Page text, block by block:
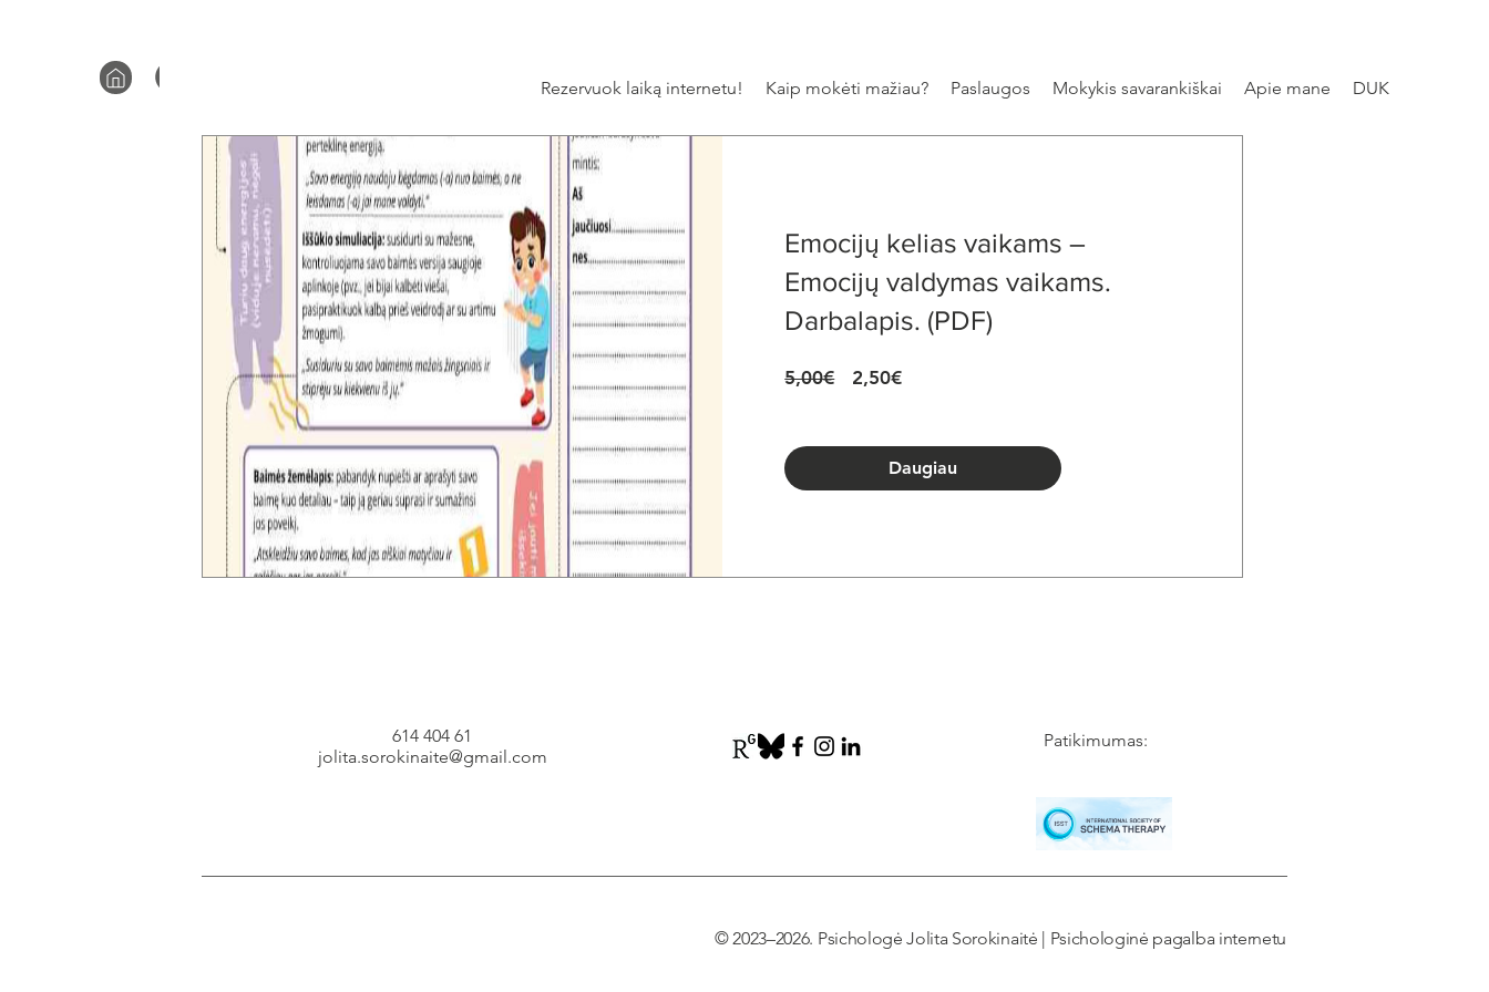
Rezervuok laiką internetu! Kaip mokėti mažiau? Paslaugos Mokykis savarankiškai Apie mane DUK
Emocijų kelias vaikams –
Emocijų valdymas vaikams.
Darbalapis. (PDF)
5,00€
Įprastinė
2,50€Pardavimo
Daugiau
614 404 61
jolita.sorokinaite@gmail.com
Patikimumas:
© 2023–2026. Psichologė Jolita Sorokinaitė | Psichologinė pagalba internetu